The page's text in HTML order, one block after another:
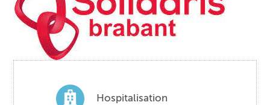
Hospitalisation